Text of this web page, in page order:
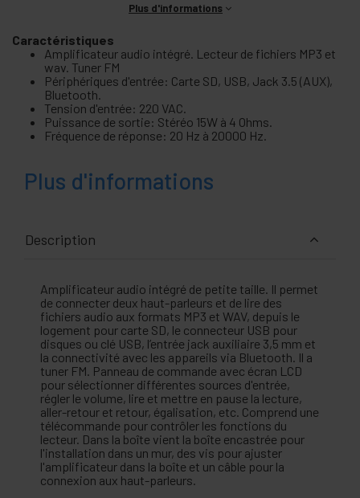
Plus d'informations
Caractéristiques
Amplificateur audio intégré. Lecteur de fichiers MP3 et
wav. Tuner FM
Périphériques d'entrée: Carte SD, USB, Jack 3.5 (AUX),
Bluetooth.
Tension d'entrée: 220 VAC.
Puissance de sortie: Stéréo 15W à 4 Ohms.
Fréquence de réponse: 20 Hz à 20000 Hz.
Plus d'informations
Description
Amplificateur audio intégré de petite taille. Il permet
de connecter deux haut-parleurs et de lire des
fichiers audio aux formats MP3 et WAV, depuis le
logement pour carte SD, le connecteur USB pour
disques ou clé USB, l’entrée jack auxiliaire 3,5 mm et
la connectivité avec les appareils via Bluetooth. Il a
tuner FM. Panneau de commande avec écran LCD
pour sélectionner différentes sources d'entrée,
régler le volume, lire et mettre en pause la lecture,
aller-retour et retour, égalisation, etc. Comprend une
télécommande pour contrôler les fonctions du
lecteur. Dans la boîte vient la boîte encastrée pour
l'installation dans un mur, des vis pour ajuster
l'amplificateur dans la boîte et un câble pour la
connexion aux haut-parleurs.